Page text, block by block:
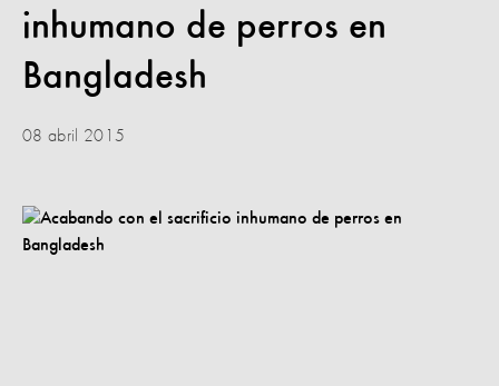
inhumano de perros en
Bangladesh
08 abril 2015